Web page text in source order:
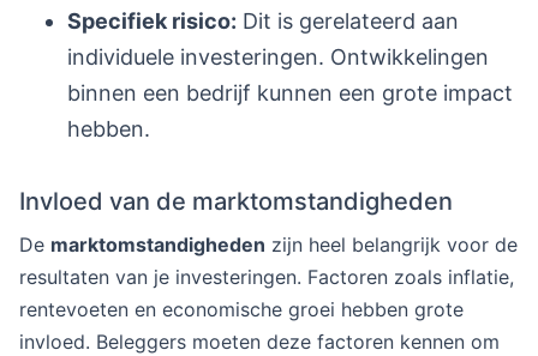
Specifiek risico: Dit is gerelateerd aan
individuele investeringen. Ontwikkelingen
binnen een bedrijf kunnen een grote impact
hebben.
Invloed van de marktomstandigheden
De marktomstandigheden zijn heel belangrijk voor de
resultaten van je investeringen. Factoren zoals inflatie,
rentevoeten en economische groei hebben grote
invloed. Beleggers moeten deze factoren kennen om